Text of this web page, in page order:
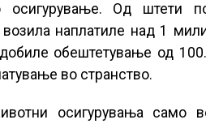
осигурување. Од штети
наплатиле над 1
обештетување од
во странство.
осигурувања само